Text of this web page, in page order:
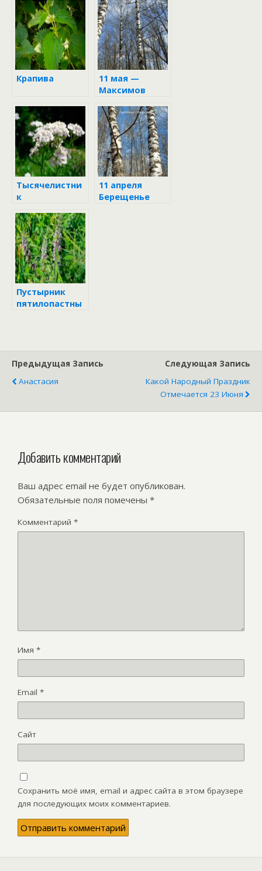
народном
календаре
Крапива
11 мая —
Максимов
Тысячелистни
к
11 апреля
Берещенье
Пустырник
пятилопастны
Предыдущая Запись
Анастасия
Следующая Запись
Какой Народный Праздник
Отмечается 23 Июня
Добавить комментарий
Ваш адрес email не будет опубликован.
Обязательные поля помечены *
Комментарий *
Имя *
Email *
Сайт
Сохранить моё имя, email и адрес сайта в этом браузере
для последующих моих комментариев.